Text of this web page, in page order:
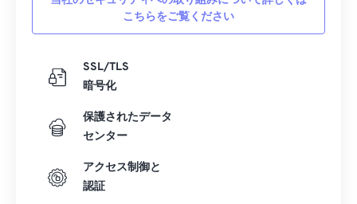
こちらをご覧ください
SSL/TLS
暗号化
保護されたデータ
センター
アクセス制御と
認証